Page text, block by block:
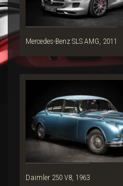
Mercedes-Benz SLS AMG, 2011
Daimler 250 V8, 1963